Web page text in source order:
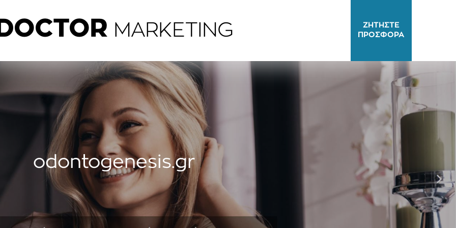
MARKETING
ΖΗΤΗΣΤΕ
ΠΡΟΣΦΟΡΑ
odontogenesis.gr